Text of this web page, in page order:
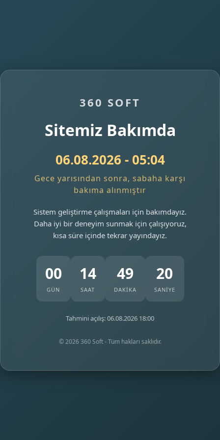
360 SOFT
Sitemiz Bakımda
06.08.2026 - 05:04
Gece yarısından sonra, sabaha karşı
bakıma alınmıştır
Sistem geliştirme çalışmaları için bakımdayız.
Daha iyi bir deneyim sunmak için çalışıyoruz,
kısa süre içinde tekrar yayındayız.
00
GÜN
14
SAAT
49
DAKİKA
20
SANİYE
Tahmini açılış: 06.08.2026 18:00
© 2026 360 Soft - Tüm hakları saklıdır.